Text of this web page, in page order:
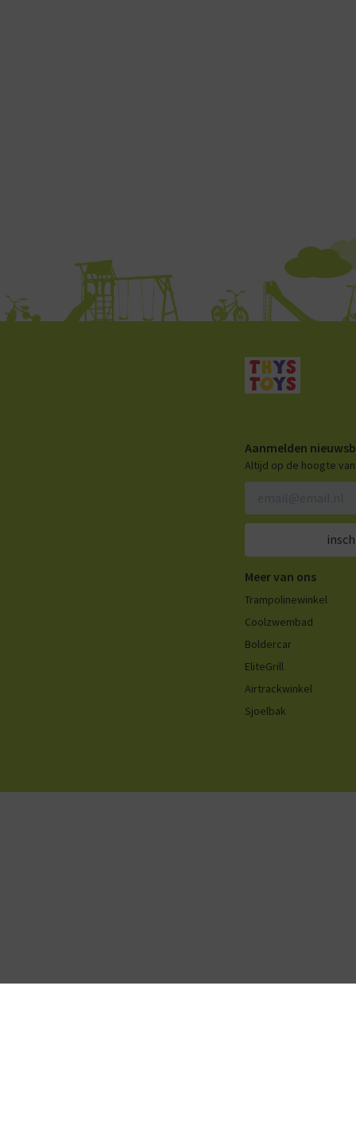
Aanmelden
Altijd op de hoogte
Meer van ons
Trampolinewinkel
Coolzwembad
Boldercar
EliteGrill
Airtrackwinkel
Sjoelbak